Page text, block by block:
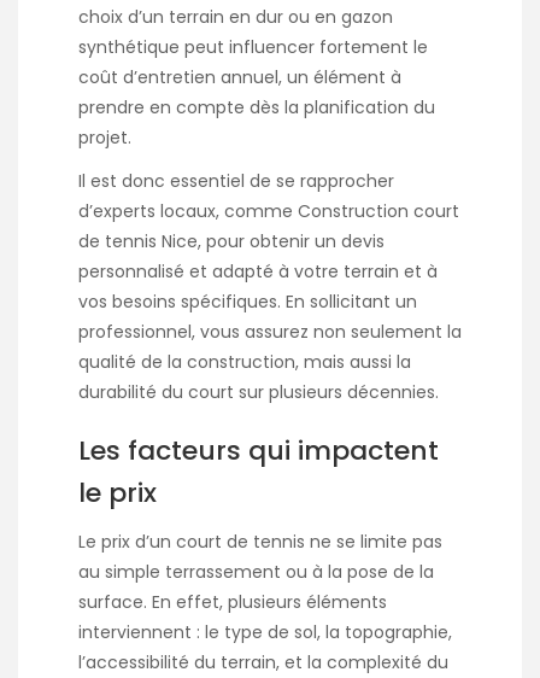
choix d’un terrain en dur ou en gazon
synthétique peut influencer fortement le
coût d’entretien annuel, un élément à
prendre en compte dès la planification du
projet.
Il est donc essentiel de se rapprocher
d’experts locaux, comme Construction court
de tennis Nice, pour obtenir un devis
personnalisé et adapté à votre terrain et à
vos besoins spécifiques. En sollicitant un
professionnel, vous assurez non seulement la
qualité de la construction, mais aussi la
durabilité du court sur plusieurs décennies.
Les facteurs qui impactent
le prix
Le prix d’un court de tennis ne se limite pas
au simple terrassement ou à la pose de la
surface. En effet, plusieurs éléments
interviennent : le type de sol, la topographie,
l’accessibilité du terrain, et la complexité du